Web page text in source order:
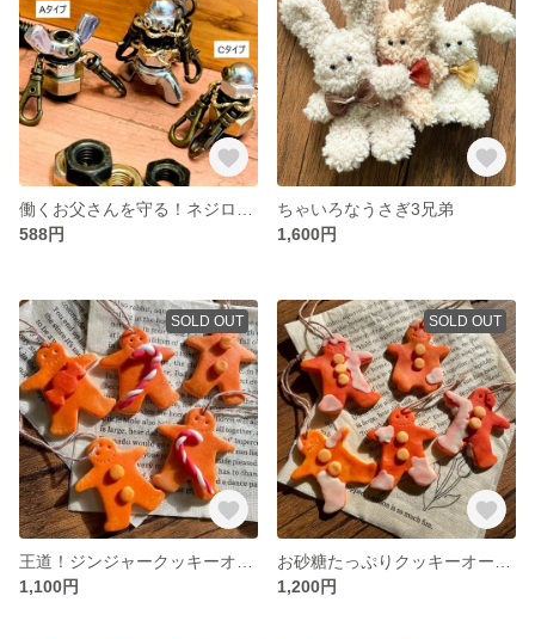
588円
ちゃいろなうさぎ3兄弟
1,600円
SOLD OUT
1,100円
SOLD OUT
1,200円